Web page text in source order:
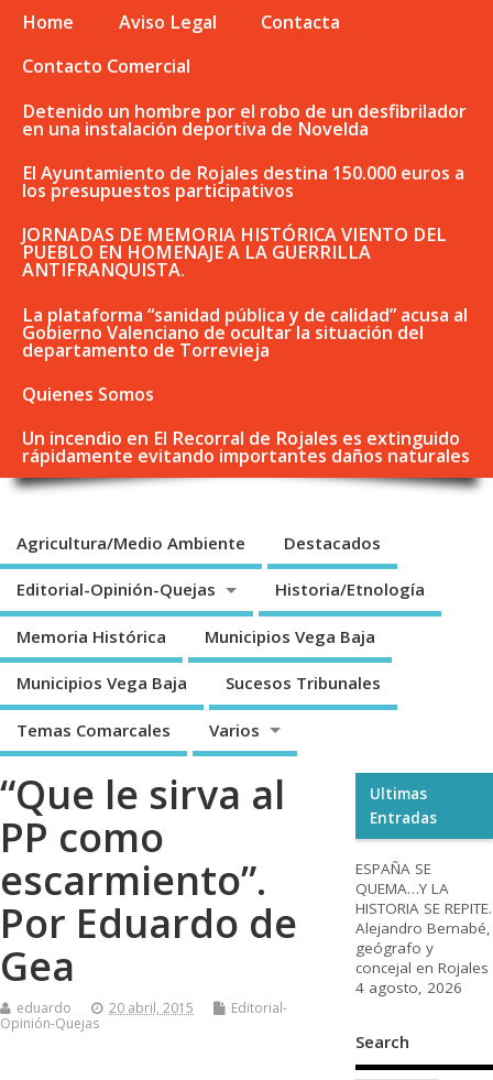
Home Aviso Legal
Contacta
Contacto Comercial
Detenido un hombre por el robo de un desfibrilador
en una instalación deportiva de Novelda
El Ayuntamiento de Rojales destina 150.000 euros a
los presupuestos participativos
JORNADAS DE MEMORIA HISTÓRICA VIENTO DEL
PUEBLO EN HOMENAJE A LA GUERRILLA
ANTIFRANQUISTA.
La plataforma “sanidad pública y de calidad” acusa al
Gobierno Valenciano de ocultar la situación del
departamento de Torrevieja
Quienes Somos
Un incendio en El Recorral de Rojales es extinguido
rápidamente evitando importantes daños naturales
Agricultura/Medio Ambiente Destacados
Editorial-Opinión-Quejas Historia/Etnología
Memoria Histórica Municipios Vega Baja
Municipios Vega Baja Sucesos Tribunales
Temas Comarcales Varios
“Que le sirva al
PP como
escarmiento”.
Por Eduardo de
Gea
eduardo 20 abril, 2015
Editorial-
Opinión-Quejas
Ultimas
Entradas
ESPAÑA SE
QUEMA…Y LA
HISTORIA SE REPITE.
Alejandro Bernabé,
geógrafo y
concejal en Rojales
4 agosto, 2026
Search